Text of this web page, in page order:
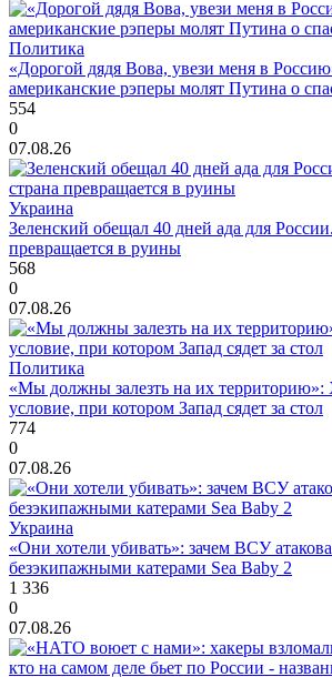
Политика
«Дорогой дядя Вова, увези меня в
американские рэперы молят Путина о
554
0
07.08.26
Украина
Зеленский обещал 40 дней ада для
превращается в руины
568
0
07.08.26
Политика
«Мы должны залезть на их территорию»:
условие, при котором Запад сядет за стол
774
0
07.08.26
Украина
«Они хотели убивать»: зачем ВСУ
безэкипажными катерами Sea Baby 2
1 336
0
07.08.26